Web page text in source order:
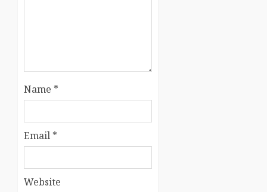
Name *
Email *
Website